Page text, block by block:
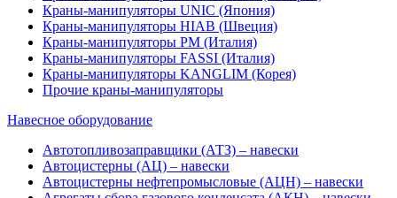
Краны-манипуляторы UNIC (Япония)
Краны-манипуляторы HIAB (Швеция)
Краны-манипуляторы PM (Италия)
Краны-манипуляторы FASSI (Италия)
Краны-манипуляторы KANGLIM (Корея)
Прочие краны-манипуляторы
Навесное оборудование
Автотопливозаправщики (АТЗ) – навески
Автоцистерны (АЦ) – навески
Автоцистерны нефтепромысловые (АЦН) – навески